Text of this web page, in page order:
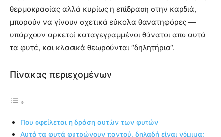
θερμοκρασίας αλλά κυρίως η επίδραση στην καρδιά,
μπορούν να γίνουν σχετικά εύκολα θανατηφόρες —
υπάρχουν αρκετοί καταγεγραμμένοι θάνατοι από αυτά
τα φυτά, και κλασικά θεωρούνται “δηλητήρια“.
Πίνακας περιεχομένων
Που οφείλεται η δράση αυτών των φυτών
Αυτά τα φυτά φυτρώνουν παντού, δηλαδή είναι νόμιμα;